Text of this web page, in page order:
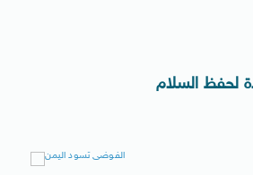
لحفظ السلام